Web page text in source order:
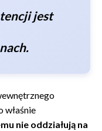
jest
właśnie
nie oddziałują na